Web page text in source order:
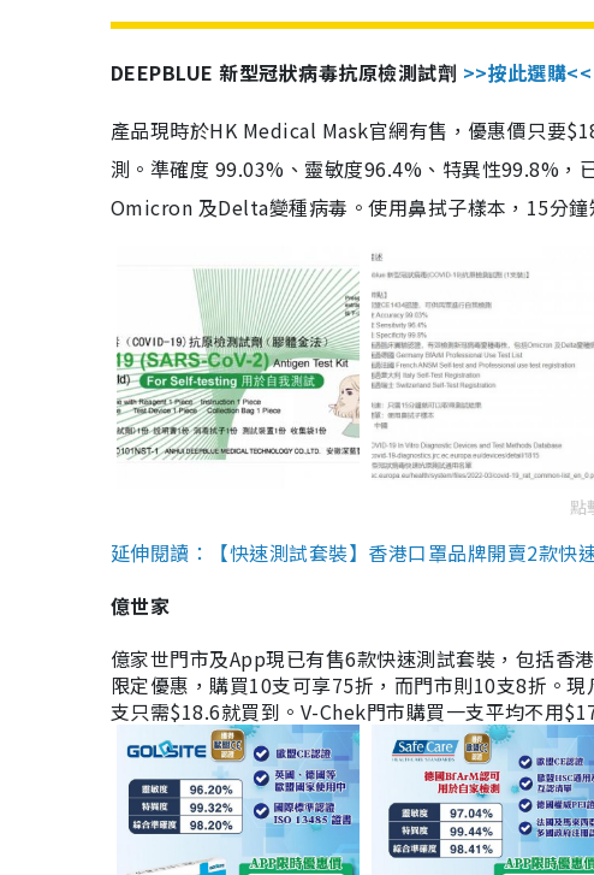
DEEPBLUE 新型冠狀病毒抗原檢測試劑 >>按此選購<<
產品現時於HK Medical Mask官網有售，優惠價只要
測。準確度 99.03%、靈敏度96.4%、特異性99.8%，
Omicron 及Delta變種病毒。使用鼻拭子樣本，15分鐘
點
延伸閱讀：【快速測試套裝】香港口罩品牌開賣2款
億世家
億家世門市及App現已有售6款快速測試套裝，包括
限定優惠，購買10支可享75折，而門市則10支8折。
支只需$18.6就買到。V-Chek門市購買一支平均不用